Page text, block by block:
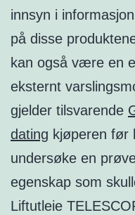
innsyn i
på disse
kan også være en
eksternt
gjelder tilsvarende
dating kjøperen før
undersøke en
egenskap som
Liftutleie